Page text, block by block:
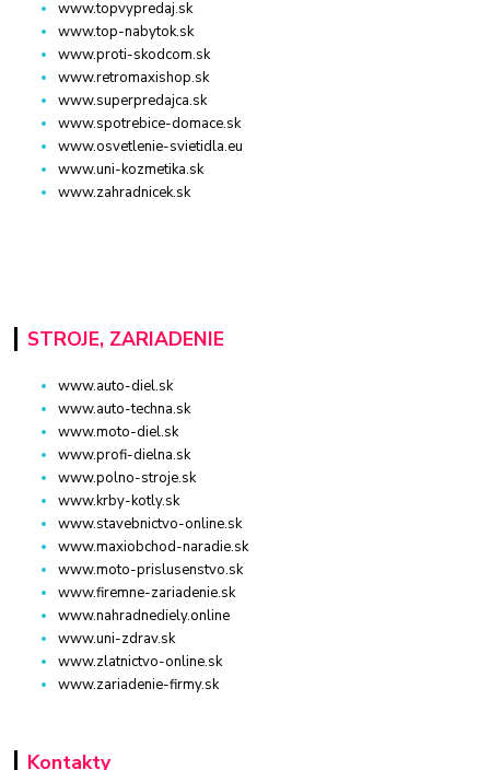
www.topvypredaj.sk
www.top-nabytok.sk
www.proti-skodcom.sk
www.retromaxishop.sk
www.superpredajca.sk
www.spotrebice-domace.sk
www.osvetlenie-svietidla.eu
www.uni-kozmetika.sk
www.zahradnicek.sk
STROJE, ZARIADENIE
www.auto-diel.sk
www.auto-techna.sk
www.moto-diel.sk
www.profi-dielna.sk
www.polno-stroje.sk
www.krby-kotly.sk
www.stavebnictvo-online.sk
www.maxiobchod-naradie.sk
www.moto-prislusenstvo.sk
www.firemne-zariadenie.sk
www.nahradnediely.online
www.uni-zdrav.sk
www.zlatnictvo-online.sk
www.zariadenie-firmy.sk
Kontakty